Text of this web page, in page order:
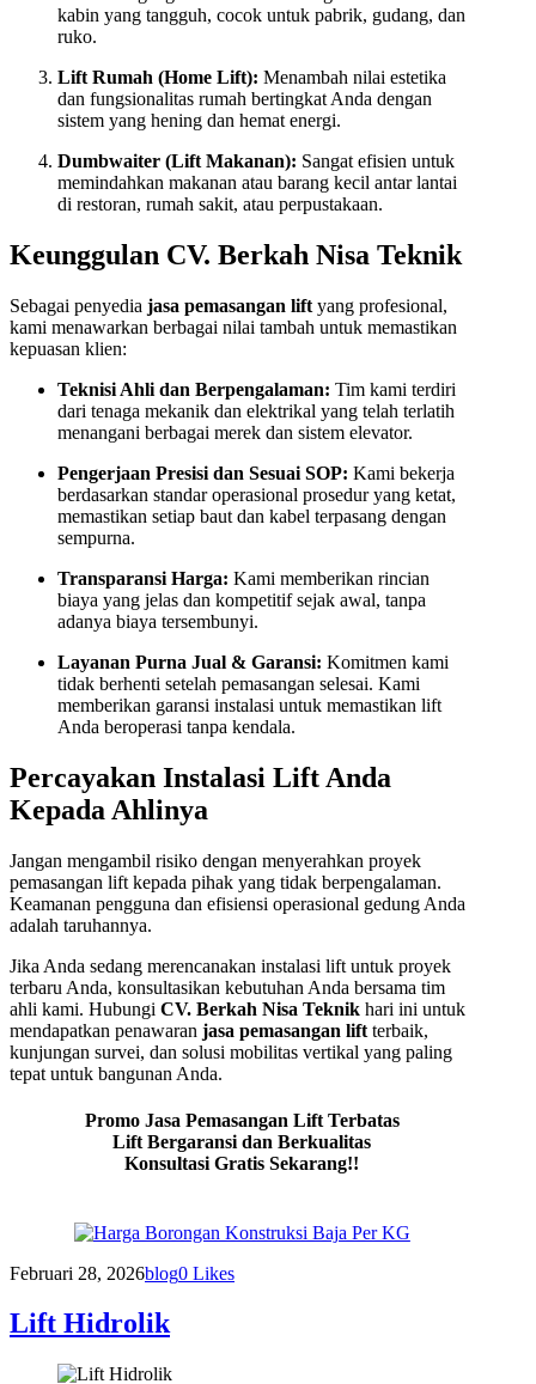
kabin yang tangguh, cocok untuk pabrik, gudang, dan
ruko.
Lift Rumah (Home Lift): Menambah nilai estetika
dan fungsionalitas rumah bertingkat Anda dengan
sistem yang hening dan hemat energi.
Dumbwaiter (Lift Makanan): Sangat efisien untuk
memindahkan makanan atau barang kecil antar lantai
di restoran, rumah sakit, atau perpustakaan.
Keunggulan CV. Berkah Nisa Teknik
Sebagai penyedia jasa pemasangan lift yang profesional,
kami menawarkan berbagai nilai tambah untuk memastikan
kepuasan klien:
Teknisi Ahli dan Berpengalaman: Tim kami terdiri
dari tenaga mekanik dan elektrikal yang telah terlatih
menangani berbagai merek dan sistem elevator.
Pengerjaan Presisi dan Sesuai SOP: Kami bekerja
berdasarkan standar operasional prosedur yang ketat,
memastikan setiap baut dan kabel terpasang dengan
sempurna.
Transparansi Harga: Kami memberikan rincian
biaya yang jelas dan kompetitif sejak awal, tanpa
adanya biaya tersembunyi.
Layanan Purna Jual & Garansi: Komitmen kami
tidak berhenti setelah pemasangan selesai. Kami
memberikan garansi instalasi untuk memastikan lift
Anda beroperasi tanpa kendala.
Percayakan Instalasi Lift Anda
Kepada Ahlinya
Jangan mengambil risiko dengan menyerahkan proyek
pemasangan lift kepada pihak yang tidak berpengalaman.
Keamanan pengguna dan efisiensi operasional gedung Anda
adalah taruhannya.
Jika Anda sedang merencanakan instalasi lift untuk proyek
terbaru Anda, konsultasikan kebutuhan Anda bersama tim
ahli kami. Hubungi CV. Berkah Nisa Teknik hari ini untuk
mendapatkan penawaran jasa pemasangan lift terbaik,
kunjungan survei, dan solusi mobilitas vertikal yang paling
tepat untuk bangunan Anda.
Promo Jasa Pemasangan Lift Terbatas
Lift Bergaransi dan Berkualitas
Konsultasi Gratis Sekarang!!
Februari 28, 2026blog0 Likes
Lift Hidrolik